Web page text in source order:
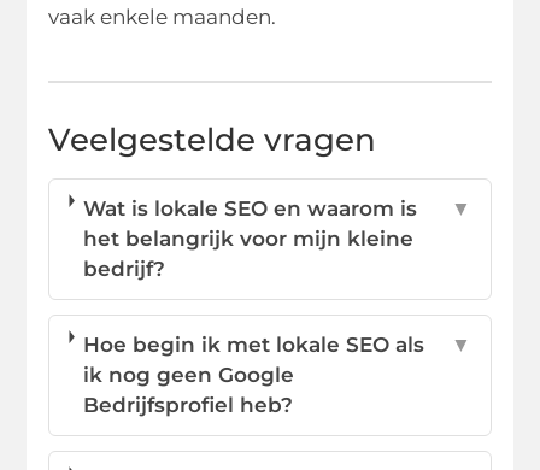
vaak enkele maanden.
Veelgestelde vragen
Wat is lokale SEO en waarom is
het belangrijk voor mijn kleine
bedrijf?
▼
Hoe begin ik met lokale SEO als
ik nog geen Google
Bedrijfsprofiel heb?
▼